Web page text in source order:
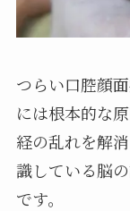
つらい口腔顔
には根本的な
経の乱れを解
識している脳
です。